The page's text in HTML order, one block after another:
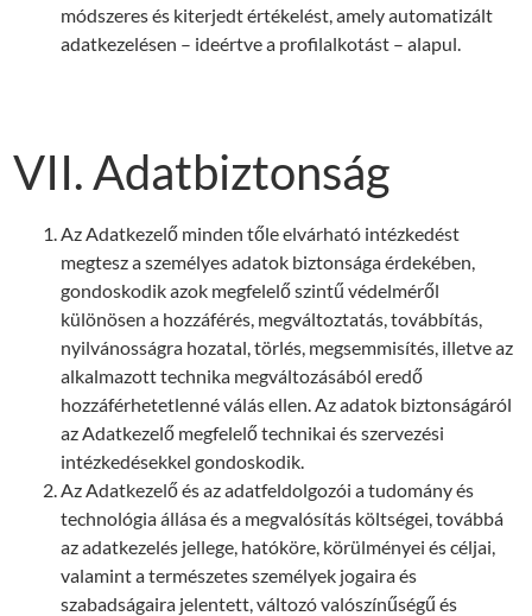
módszeres és kiterjedt értékelést, amely automatizált
adatkezelésen – ideértve a profilalkotást – alapul.
VII. Adatbiztonság
Az Adatkezelő minden tőle elvárható intézkedést
megtesz a személyes adatok biztonsága érdekében,
gondoskodik azok megfelelő szintű védelméről
különösen a hozzáférés, megváltoztatás, továbbítás,
nyilvánosságra hozatal, törlés, megsemmisítés, illetve az
alkalmazott technika megváltozásából eredő
hozzáférhetetlenné válás ellen. Az adatok biztonságáról
az Adatkezelő megfelelő technikai és szervezési
intézkedésekkel gondoskodik.
Az Adatkezelő és az adatfeldolgozói a tudomány és
technológia állása és a megvalósítás költségei, továbbá
az adatkezelés jellege, hatóköre, körülményei és céljai,
valamint a természetes személyek jogaira és
szabadságaira jelentett, változó valószínűségű és